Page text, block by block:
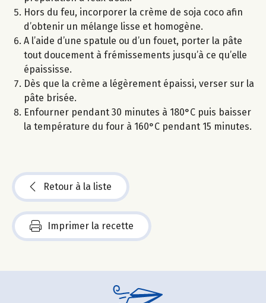
Hors du feu, incorporer la crème de soja coco afin
d’obtenir un mélange lisse et homogène.
A l’aide d’une spatule ou d’un fouet, porter la pâte
tout doucement à frémissements jusqu’à ce qu’elle
épaississe.
Dès que la crème a légèrement épaissi, verser sur la
pâte brisée.
Enfourner pendant 30 minutes à 180°C puis baisser
la température du four à 160°C pendant 15 minutes.
Retour à la liste
Imprimer la recette